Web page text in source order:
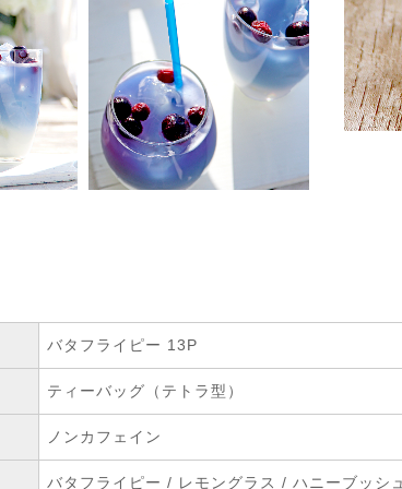
バタフライピー 13P
ティーバッグ（テトラ型）
ノンカフェイン
バタフライピー / レモングラス / ハニーブッシ